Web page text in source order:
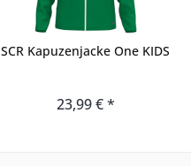
SCR Kapuzenjacke One KIDS
23,99 € *